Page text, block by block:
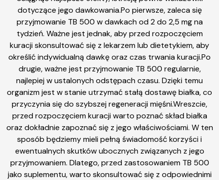
dotyczące jego dawkowania.Po pierwsze, zaleca się
przyjmowanie TB 500 w dawkach od 2 do 2,5 mg na
tydzień. Ważne jest jednak, aby przed rozpoczęciem
kuracji skonsultować się z lekarzem lub dietetykiem, aby
określić indywidualną dawkę oraz czas trwania kuracji.Po
drugie, ważne jest przyjmowanie TB 500 regularnie,
najlepiej w ustalonych odstępach czasu. Dzięki temu
organizm jest w stanie utrzymać stałą dostawę białka, co
przyczynia się do szybszej regeneracji mięśni.Wreszcie,
przed rozpoczęciem kuracji warto poznać skład białka
oraz dokładnie zapoznać się z jego właściwościami. W ten
sposób będziemy mieli pełną świadomość korzyści i
ewentualnych skutków ubocznych związanych z jego
przyjmowaniem. Dlatego, przed zastosowaniem TB 500
jako suplementu, warto skonsultować się z odpowiednimi